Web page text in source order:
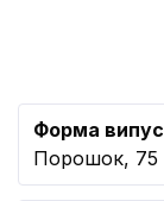
Форма
Порошок,